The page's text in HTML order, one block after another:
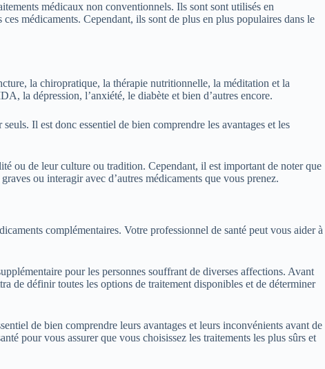
médicaux non conventionnels. Ils sont sont utilisés en
médicaments. Cependant, ils sont de plus en plus populaires dans le
la chiropratique, la thérapie nutritionnelle, la méditation et la
la dépression, l’anxiété, le diabète et bien d’autres encore.
Il est donc essentiel de bien comprendre les avantages et les
ou de leur culture ou tradition. Cependant, il est important de noter que
ou interagir avec d’autres médicaments que vous prenez.
complémentaires. Votre professionnel de santé peut vous aider à
pour les personnes souffrant de diverses affections. Avant
de définir toutes les options de traitement disponibles et de déterminer
de bien comprendre leurs avantages et leurs inconvénients avant de
pour vous assurer que vous choisissez les traitements les plus sûrs et